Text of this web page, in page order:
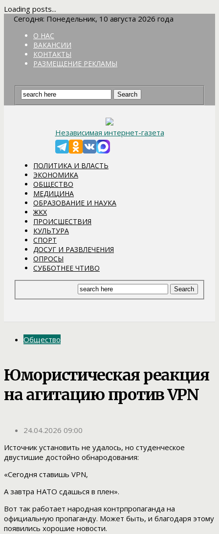
Loading posts...
Сегодня: Понедельник, 10 августа 2026 года
О НАС
ВАКАНСИИ
КОНТАКТЫ
РАЗМЕЩЕНИЕ РЕКЛАМЫ
Независимая интернет-газета
ПОЛИТИКА И ВЛАСТЬ
ЭКОНОМИКА
ОБЩЕСТВО
МЕДИЦИНА
ОБРАЗОВАНИЕ И НАУКА
ЖКХ
ПРОИСШЕСТВИЯ
КУЛЬТУРА
СПОРТ
ДОСУГ И РАЗВЛЕЧЕНИЯ
ОПРОСЫ
СУББОТНЕЕ ЧТИВО
Общество
Юмористическая реакция
на агитацию против VPN
24.04.2026 09:00
Источник установить не удалось, но студенческое
двустишие достойно обнародования:
«Сегодня ставишь VPN,
А завтра НАТО сдашься в плен».
Вот так работает народная контрпропаганда на
официальную пропаганду. Может быть, и благодаря этому
появились хорошие новости.